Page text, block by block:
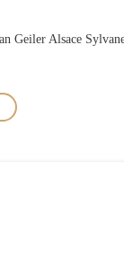
Geiler Alsace